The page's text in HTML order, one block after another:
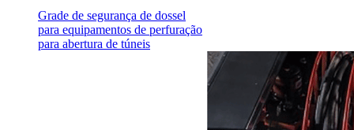
Grade de segurança de dossel
para equipamentos de perfuração
para abertura de túneis